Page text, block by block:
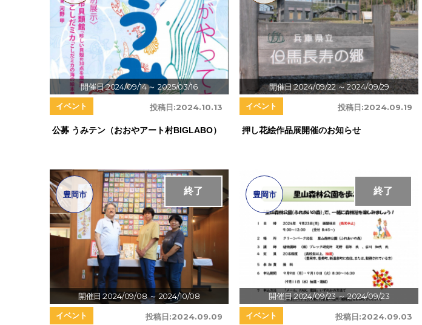
開催日:2024/09/14～ 2025/03/16
投稿日:2024.10.13
イベント
公募 うみテン（おおやアート村BIGLABO）
開催日:2024/09/22～ 2024/09/29
投稿日:2024.09.19
イベント
押し花絵作品展開催のお知らせ
開催日:2024/09/08～ 2024/10/08
終了
豊岡市
投稿日:2024.09.09
イベント
開催日:2024/09/23～ 2024/09/23
終了
豊岡市
投稿日:2024.09.03
イベント